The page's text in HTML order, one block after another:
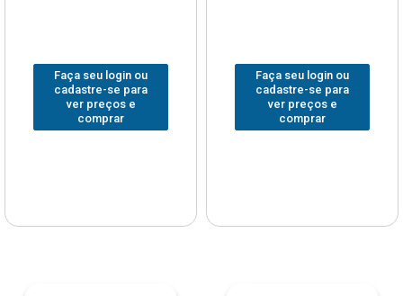
Faça seu login ou
cadastre-se para
ver preços e
comprar
Faça seu login ou
cadastre-se para
ver preços e
comprar